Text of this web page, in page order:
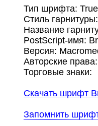
Тип шрифта:
Стиль
Название
PostScript-имя:
Версия:
Авторские
Торговые знаки:
Скачать шрифт
Запомнить